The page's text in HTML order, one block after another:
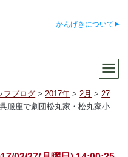
かんげきについて
フブログ >2017年 >2月 >27
服座で劇団松丸家・松丸家小